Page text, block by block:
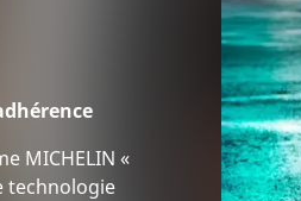
MICHELIN «
technologie